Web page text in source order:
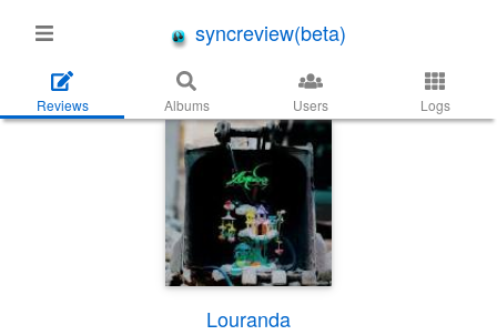
syncreview(beta)
Reviews Albums Users Logs
Louranda